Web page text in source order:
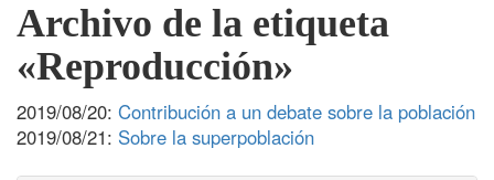
Archivo de la etiqueta
«Reproducción»
2019/08/20: Contribución a un debate sobre la población
2019/08/21: Sobre la superpoblación